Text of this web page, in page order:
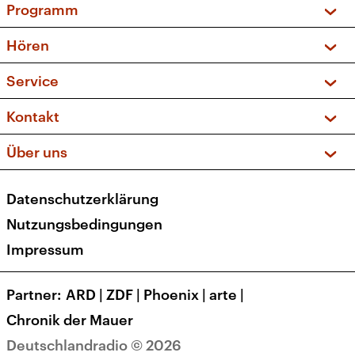
Programm
Sendungen und Podcasts
Musikliste
Kakadu – Das Kinderprogramm
Hören
Frequenzen (UKW + DAB+)
Service
FAQ
Apps
Newsletter
Veranstaltungen
Kontakt
Social Media
Über uns
Presse
Karriere
Transparenz
Deutschlandradio © 2026
Datenschutzerklärung
Nutzungsbedingungen
Impressum
Partner ARD | ZDF | Phoenix | arte |
Chronik der Mauer